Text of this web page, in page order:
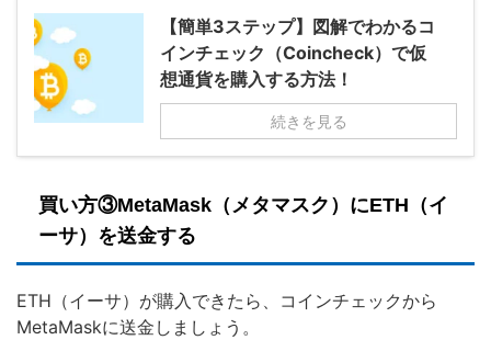
【簡単3ステップ】図解でわかるコ
インチェック（Coincheck）で仮
想通貨を購入する方法！
続きを見る
買い方③MetaMask（メタマスク）にETH（イ
ーサ）を送金する
ETH（イーサ）が購入できたら、コインチェックから
MetaMaskに送金しましょう。